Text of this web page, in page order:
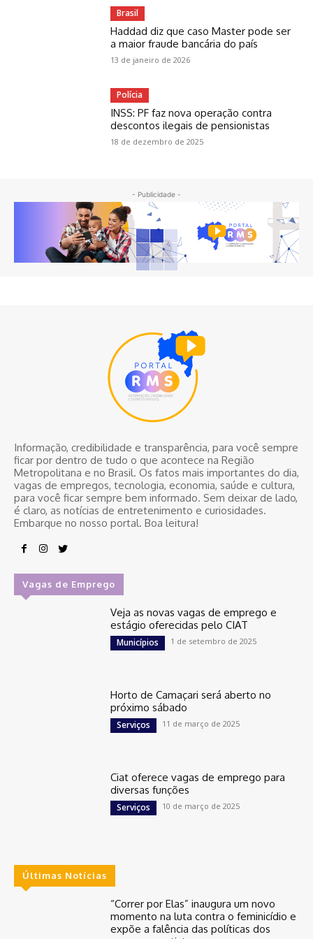
Brasil
Haddad diz que caso Master pode ser
a maior fraude bancária do país
13 de janeiro de 2026
Polícia
INSS: PF faz nova operação contra
descontos ilegais de pensionistas
18 de dezembro de 2025
- Publicidade -
Informação, credibilidade e transparência, para você sempre
ficar por dentro de tudo o que acontece na Região
Metropolitana e no Brasil. Os fatos mais importantes do dia,
vagas de empregos, tecnologia, economia, saúde e cultura,
para você ficar sempre bem informado. Sem deixar de lado,
é claro, as notícias de entretenimento e curiosidades.
Embarque no nosso portal. Boa leitura!
Vagas de Emprego
Veja as novas vagas de emprego e
estágio oferecidas pelo CIAT
Municípios 1 de setembro de 2025
Horto de Camaçari será aberto no
próximo sábado
Serviços 11 de março de 2025
Ciat oferece vagas de emprego para
diversas funções
Serviços 10 de março de 2025
Últimas Notícias
“Correr por Elas” inaugura um novo
momento na luta contra o feminicídio e
expõe a falência das políticas dos